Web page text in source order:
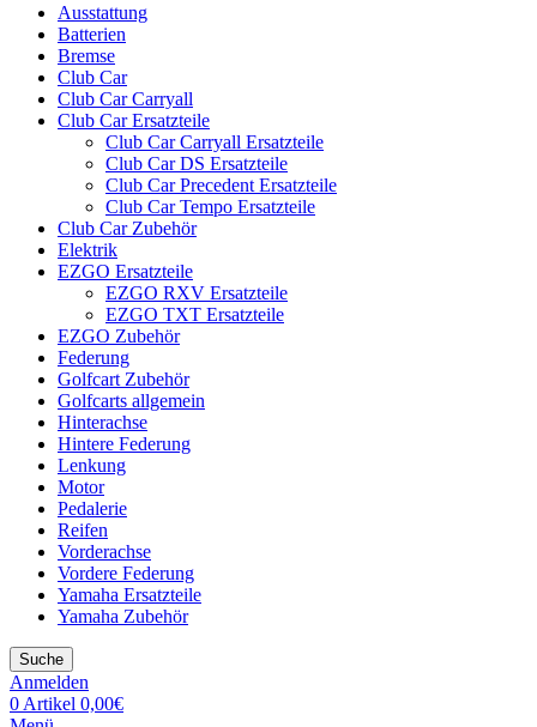
Ausstattung
Batterien
Bremse
Club Car
Club Car Carryall
Club Car Ersatzteile
Club Car Carryall Ersatzteile
Club Car DS Ersatzteile
Club Car Precedent Ersatzteile
Club Car Tempo Ersatzteile
Club Car Zubehör
Elektrik
EZGO Ersatzteile
EZGO RXV Ersatzteile
EZGO TXT Ersatzteile
EZGO Zubehör
Federung
Golfcart Zubehör
Golfcarts allgemein
Hinterachse
Hintere Federung
Lenkung
Motor
Pedalerie
Reifen
Vorderachse
Vordere Federung
Yamaha Ersatzteile
Yamaha Zubehör
Suche
Anmelden
0 Artikel 0,00€